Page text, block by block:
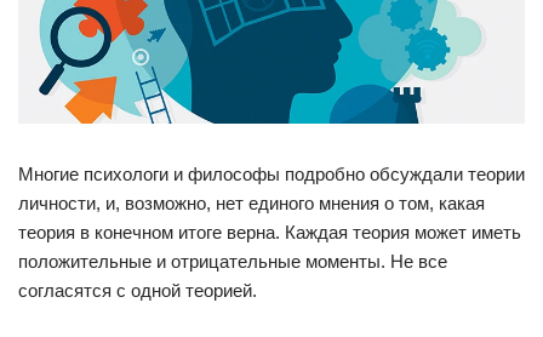
Многие психологи и философы подробно обсуждали теории
личности, и, возможно, нет единого мнения о том, какая
теория в конечном итоге верна. Каждая теория может иметь
положительные и отрицательные моменты. Не все
согласятся с одной теорией.